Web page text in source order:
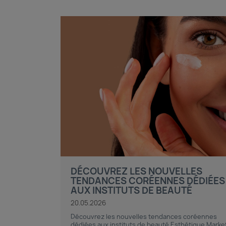
DÉCOUVREZ LES NOUVELLES
TENDANCES CORÉENNES DÉDIÉES
AUX INSTITUTS DE BEAUTÉ
20.05.2026
Découvrez les nouvelles tendances coréennes